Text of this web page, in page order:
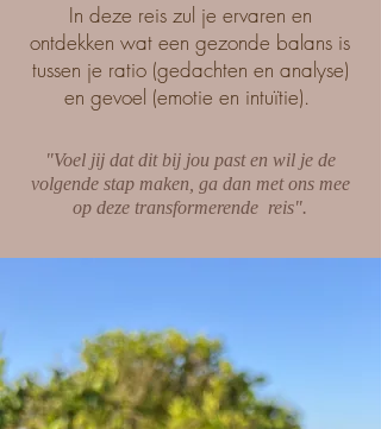
In deze reis zul je ervaren en
ontdekken wat een gezonde balans is
tussen je ratio (gedachten en analyse)
en gevoel (emotie en intuïtie).
"Voel jij dat dit bij jou past en wil je de
volgende stap maken, ga dan met ons mee
op deze transformerende reis".